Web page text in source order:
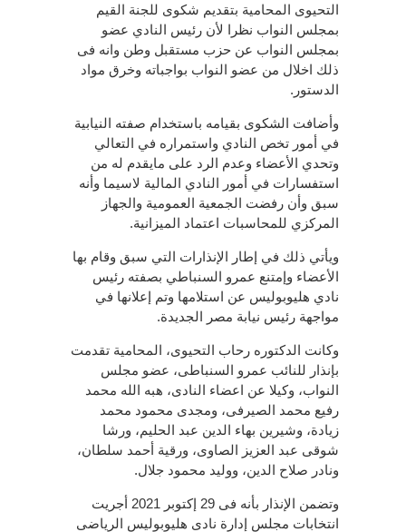
التحيوى المحامية بتقديم شكوى للجنة القيم
بمجلس النواب نظرا لأن رئيس النادي عضو
بمجلس النواب عن حزب مستقبل وطن وانه فى
ذلك اخلال من عضو النواب بواجباته وخرق مواد
الدستور.
وأضافت الشكوى بقيامه باستخدام صفته النيابية
في أمور تخص النادي واستمراره في التعالي
وتحدي الأعضاء وعدم الرد على مايقدم له من
استفسارات في أمور النادي المالية لاسيما وأنه
سبق وأن رفضت الجمعية العمومية والجهاز
المركزي للمحاسبات اعتماد الميزانية.
ويأتي ذلك في إطار الإنذارات التي سبق وقام بها
الأعضاء وإمتنع عمرو السنباطي بصفته رئيس
نادي هليوبوليس عن استلامها وتم إعلانها في
مواجهة رئيس نيابة مصر الجديدة.
وكانت الدكتوره رحاب التحيوى، المحامية تقدمت
بإنذار للنائب عمرو السنباطى، عضو مجلس
النواب، وكيلا عن اعضاء النادى، هبه الله محمد
رفيع محمد الصيرفى، ومجدى محمود محمد
زيادة، وشيرين بهاء الدين عبد الحليم، ورشا
شوقى عبد العزيز الصاوى، ورقية أحمد سلطان،
ونادر صلاح الدين، ووليد محمود جلال.
وتضمن الإنذار بأنه فى 29 إكتوبر 2021 أجريت
انتخابات مجلس إدارة نادى هليوبوليس الرياضى